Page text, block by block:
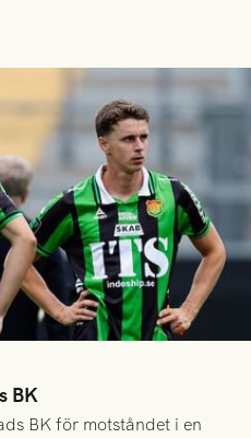
BK
BK för motståndet i en